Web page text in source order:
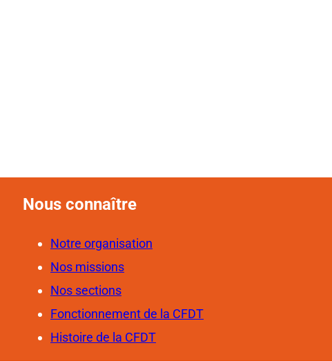
Nous connaître
Notre organisation
Nos missions
Nos sections
Fonctionnement de la CFDT
Histoire de la CFDT